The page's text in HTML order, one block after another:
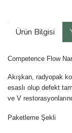
Ürün Bilgisi
Competence Flow
Akışkan, radyopak
esaslı olup defekt
ve V
Paketleme Şekli